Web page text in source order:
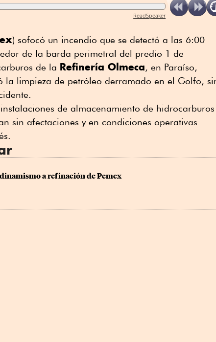
ReadSpeaker
) sofocó un incendio que se detectó a las 6:00
de la barda perimetral del predio 1 de
de la Refinería Olmeca, en Paraíso,
la limpieza de petróleo derramado en el Golfo,
de almacenamiento de hidrocarburos
sin afectaciones y en condiciones operativas
dinamismo a refinación de Pemex